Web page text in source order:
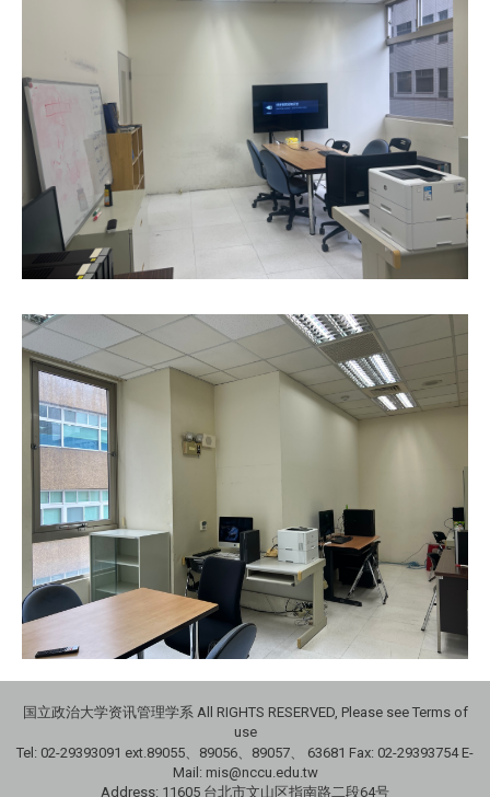
国立政治大学资讯管理学系 All RIGHTS RESERVED, Please see Terms of
use
Tel: 02-29393091 ext.89055、89056、89057、
63681 Fax: 02-29393754 E-
Mail: mis@nccu.edu.tw
Address: 11605 台北市文山区指南路二段64号